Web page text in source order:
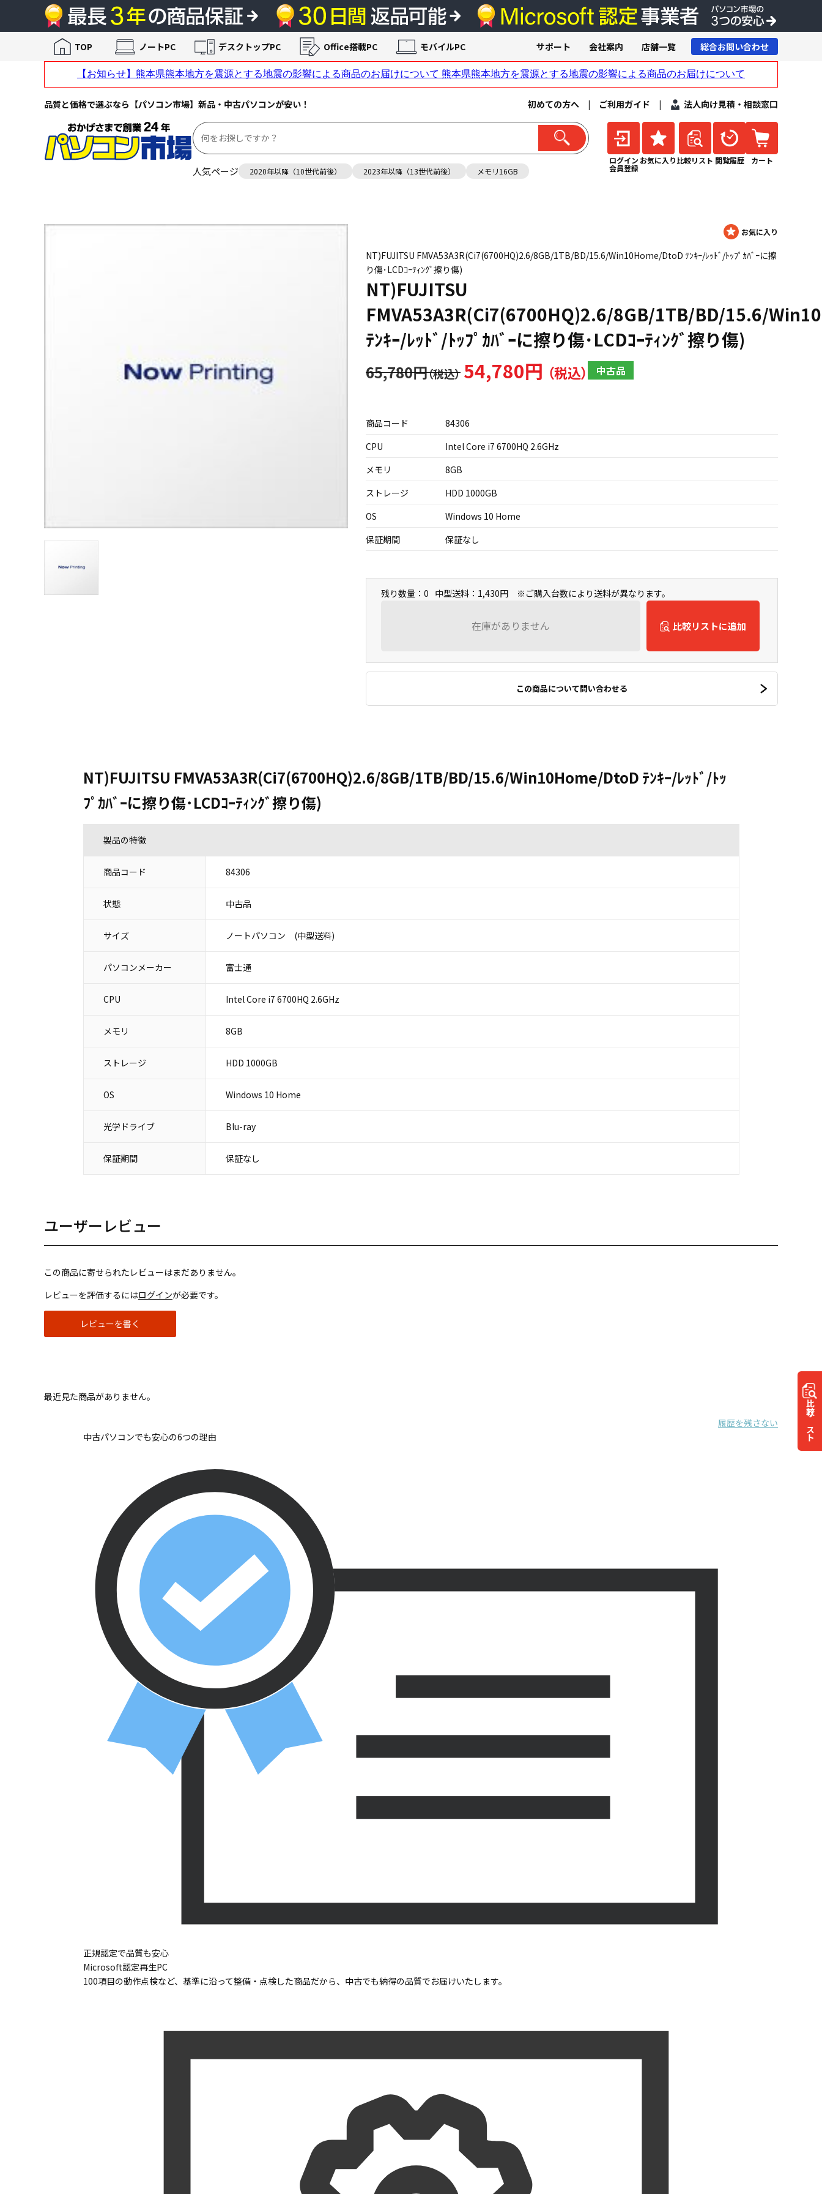
品質と価格で選ぶなら【パソコン市場】新品・中古パソコンが安い！ 初めての方へ | ご利用ガイド | 法人向け見積・相談窓口
人気ページ 2020年以降（10世代前後） 2023年以降（13世代前後） メモリ16GB
ログイン
会員登録
お気に入り 比較リスト 閲覧履歴 カート
TOP ノートPC デスクトップPC Office搭載PC モバイルPC サポート 会社案内 店舗一覧 総合お問い合わせ
NT)FUJITSU FMVA53A3R(Ci7(6700HQ)2.6/8GB/1TB/BD/15.6/Win10Home/DtoD ﾃﾝｷｰ/ﾚｯﾄﾞ/ﾄｯﾌﾟｶﾊﾞｰに擦
り傷･LCDｺｰﾃｨﾝｸﾞ擦り傷)
NT)FUJITSU
FMVA53A3R(Ci7(6700HQ)2.6/8GB/1TB/BD/15.6/
ﾃﾝｷｰ/ﾚｯﾄﾞ/ﾄｯﾌﾟｶﾊﾞｰに擦り傷･LCDｺｰﾃｨﾝｸﾞ擦り傷)
54,780円 中古品
65,780円
商品コード
84306
CPU
Intel Core i7 6700HQ 2.6GHz
メモリ
8GB
ストレージ
HDD 1000GB
OS
Windows 10 Home
保証期間
保証なし
残り数量：0 中型送料：1,430円 ※ご購入台数により送料が異なります。
在庫がありません 比較リストに追加
この商品について問い合わせる
比較
リスト
NT)FUJITSU FMVA53A3R(Ci7(6700HQ)2.6/8GB/1TB/BD/15.6/Win10Home/DtoD ﾃﾝｷｰ/ﾚｯﾄﾞ/ﾄｯ
ﾌﾟｶﾊﾞｰに擦り傷･LCDｺｰﾃｨﾝｸﾞ擦り傷)
製品の特徴
商品コード 84306
状態 中古品
サイズ ノートパソコン (中型送料)
パソコンメーカー 富士通
CPU Intel Core i7 6700HQ 2.6GHz
メモリ 8GB
ストレージ HDD 1000GB
OS Windows 10 Home
光学ドライブ Blu-ray
保証期間 保証なし
ユーザーレビュー
この商品に寄せられたレビューはまだありません。
レビューを評価するにはログインが必要です。
レビューを書く
最近見た商品がありません。
履歴を残さない
中古パソコンでも安心の6つの理由
正規認定で品質も安心
Microsoft認定再生PC
100項目の動作点検など、基準に沿って整備・点検した商品だから、中古でも納得の品質でお届けいたします。